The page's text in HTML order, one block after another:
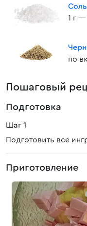
Соль
1 г —
по
Пошаговый
Подготовка
Шаг 1
Подготовить все
Приготовление